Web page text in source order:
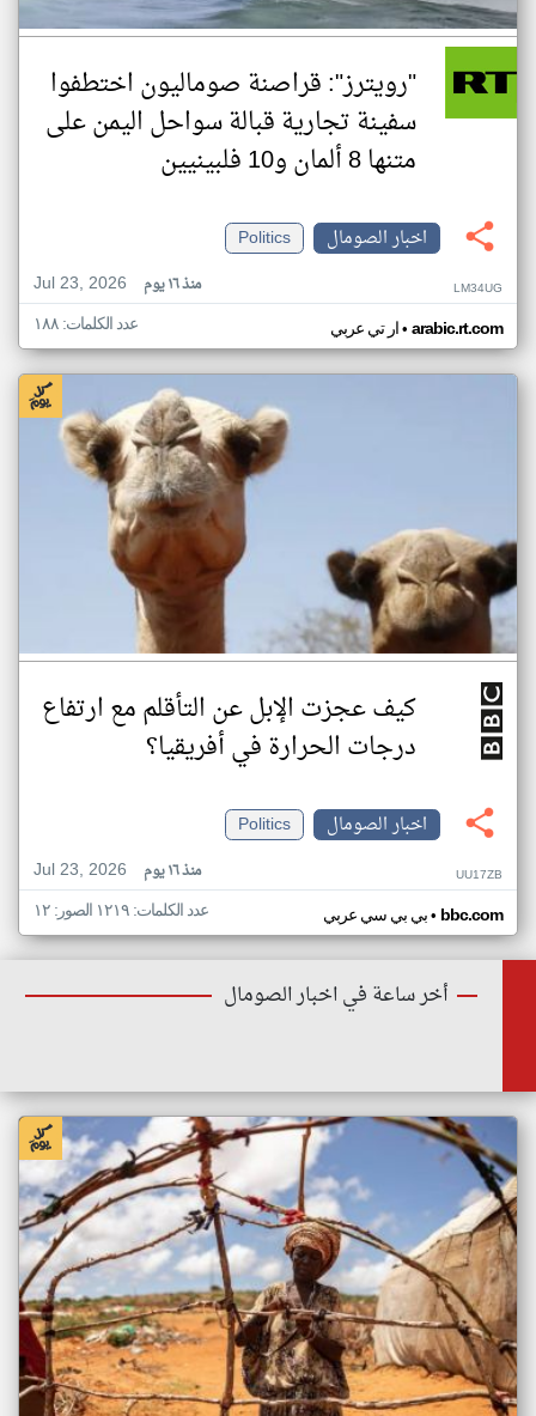
"رويترز": قراصنة صوماليون اختطفوا
سفينة تجارية قبالة سواحل اليمن على
متنها 8 ألمان و10 فلبينيين
اخبار الصومال
Politics
Jul 23, 2026
منذ ١٦ يوم LM34UG
ار تي عربي• arabic.rt.com عدد الكلمات: ١٨٨
كيف عجزت الإبل عن التأقلم مع ارتفاع
درجات الحرارة في أفريقيا؟
اخبار الصومال
Politics
Jul 23, 2026
منذ ١٦ يوم UU17ZB
بي بي سي عربي• bbc.com عدد الكلمات: ١٢١٩ الصور: ١٢
أخر ساعة في اخبار الصومال